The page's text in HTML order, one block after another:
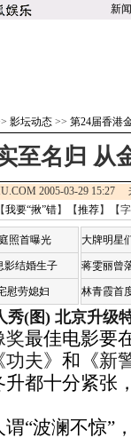
新闻
影坛动态 >> 第24届香港
至名归 从
2005-03-29 15:27
我要“揪”错】【推荐】【
照首曝光
影结婚生子
慰劳媳妇
大牌明星
蒋雯丽曾
林青霞首
秀(图) 北京升级
奖最佳电影要
功夫》 和《新
升都十分紧张
波澜不惊”